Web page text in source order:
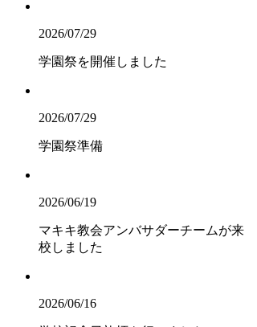
2026/07/29
学園祭を開催しました
2026/07/29
学園祭準備
2026/06/19
マキキ教会アンバサダーチームが来
校しました
2026/06/16